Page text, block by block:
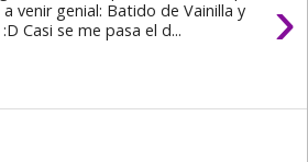
›
venir genial: Batido de Vainilla y
Casi se me pasa el d...